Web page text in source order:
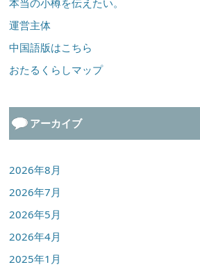
本当の小樽を伝えたい。
運営主体
中国語版はこちら
おたるくらしマップ
アーカイブ
2026年8月
2026年7月
2026年5月
2026年4月
2025年1月